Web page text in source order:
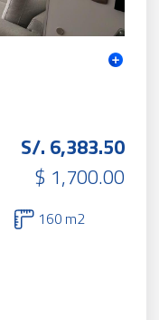
S/. 6,383.50
$ 1,700.00
160 m2